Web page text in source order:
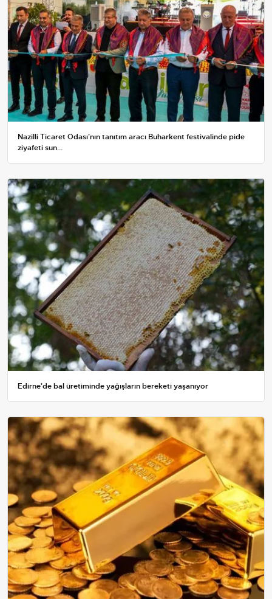
Nazilli Ticaret Odası'nın tanıtım aracı Buharkent festivalinde pide
ziyafeti sun...
Edirne'de bal üretiminde yağışların bereketi yaşanıyor